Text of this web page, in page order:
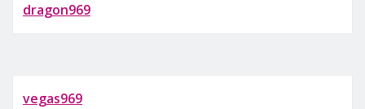
dragon969
vegas969